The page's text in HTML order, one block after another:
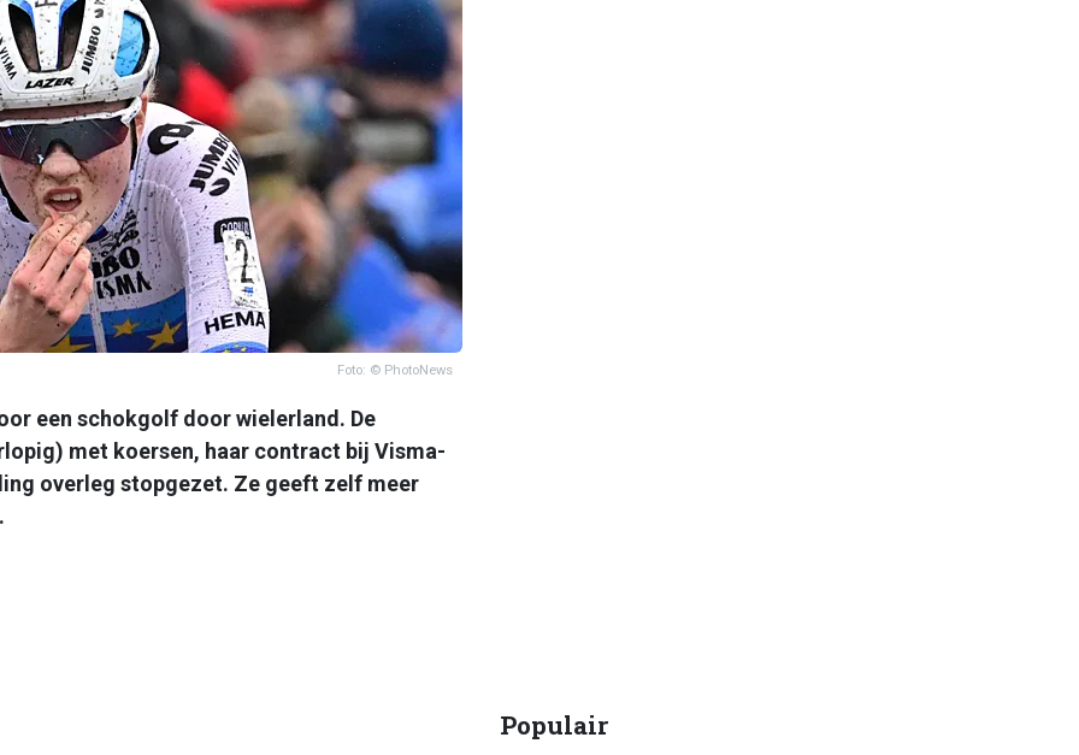
Foto: © PhotoNews
een schokgolf door wielerland. De
met koersen, haar contract bij Visma-
overleg stopgezet. Ze geeft zelf meer
Populair